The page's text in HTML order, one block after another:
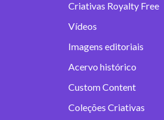
Criativas Royalty Free
Vídeos
Imagens editoriais
Acervo histórico
Custom Content
Coleções Criativas